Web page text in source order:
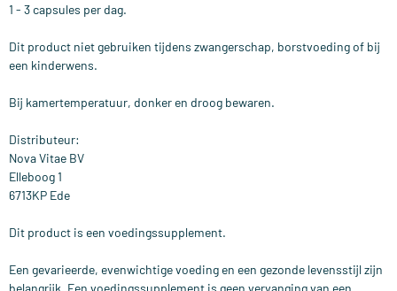
1 - 3 capsules per dag.
Dit product niet gebruiken tijdens zwangerschap, borstvoeding of bij
een kinderwens.
Bij kamertemperatuur, donker en droog bewaren.
Distributeur:
Nova Vitae BV
Elleboog 1
6713KP Ede
Dit product is een voedingssupplement.
Een gevarieerde, evenwichtige voeding en een gezonde levensstijl zijn
belangrijk. Een voedingssupplement is geen vervanging van een